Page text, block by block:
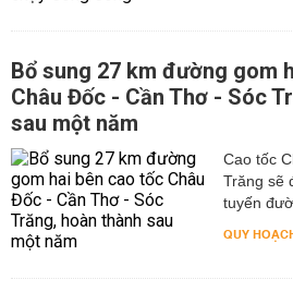
Bổ sung 27 km đường gom
Châu Đốc - Cần Thơ - Sóc
sau một năm
Cao tốc
Trăng sẽ
tuyến
QUY